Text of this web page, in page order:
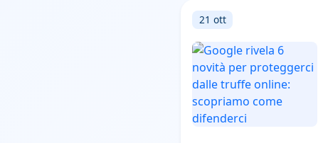
21 ott